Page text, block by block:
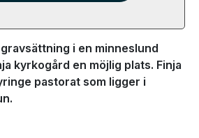
i en minneslund
kyrkogård en möjlig plats. Finja
pastorat som ligger i